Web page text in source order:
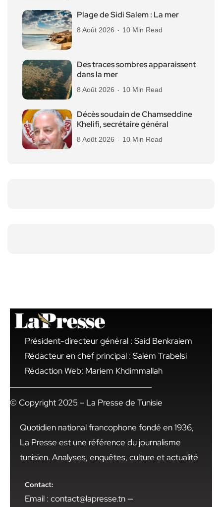
Plage de Sidi Salem : La mer
8 Août 2026 10 Min Read
Des traces sombres apparaissent
dans la mer
8 Août 2026 10 Min Read
Décès soudain de Chamseddine
Khelifi, secrétaire général
8 Août 2026 10 Min Read
Président-directeur général : Said Benkraiem
Rédacteur en chef principal : Salem Trabelsi
Rédaction Web: Mariem Khdimmallah
© Copyright 2025 – La Presse de Tunisie
Quotidien national francophone fondé en 1936,
La Presse est une référence du journalisme
tunisien. Analyses, enquêtes, culture et actualité
Contact:
Email : contact@lapresse.tn —